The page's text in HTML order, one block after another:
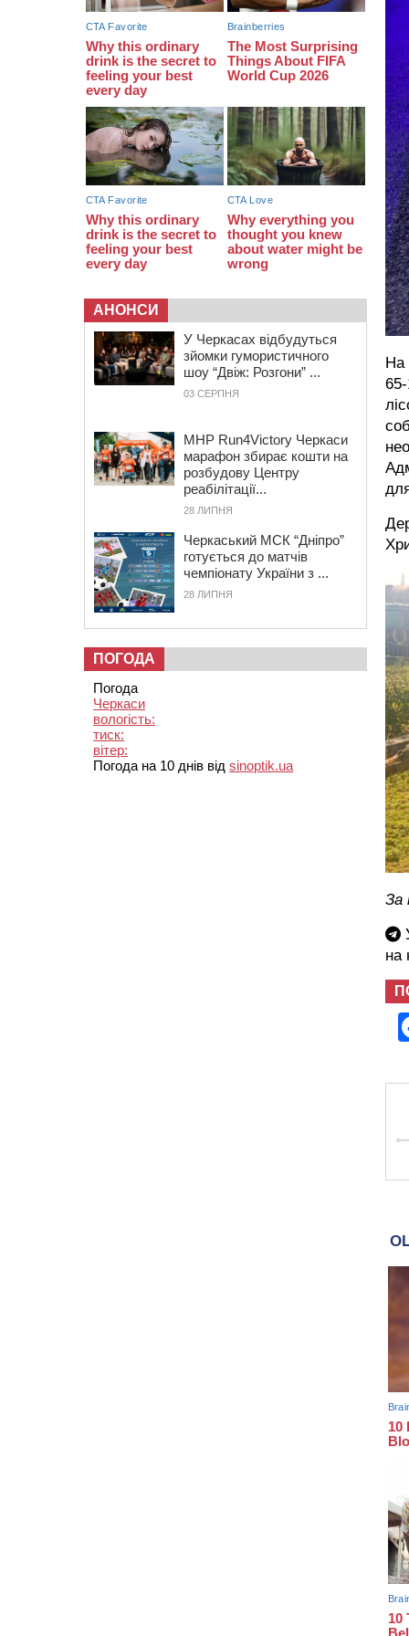
На
За
на
навчальних закладів (ФОТОФАКТ)
15:39 На честь загиблого захисника і
чемпіона світу в Черкасах відкрили
спортивно-реабілітаційний центр
АНОНСИ
У Черкасах відбудуться
зйомки гумористичного
шоу “Двіж: Розгони” ...
03 СЕРПНЯ
MHP Run4Victory Черкаси
марафон збирає кошти на
розбудову Центру
реабілітації...
28 ЛИПНЯ
Черкаський МСК “Дніпро”
готується до матчів
чемпіонату України з ...
28 ЛИПНЯ
ПОГОДА
Погода
Черкаси
вологість:
тиск:
вітер:
Погода на 10 днів від sinoptik.ua